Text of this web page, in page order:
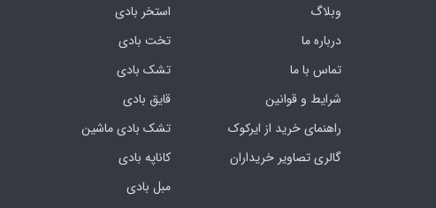
وبلاگ
درباره ما
تماس با ما
شرایط و قوانین
راهنمای خرید از ایرکوک
گالری تصاویر خریداران
استخر بادی
تخت بادی
تشک بادی
قایق بادی
تشک بادی ماشین
کاناپه بادی
مبل بادی